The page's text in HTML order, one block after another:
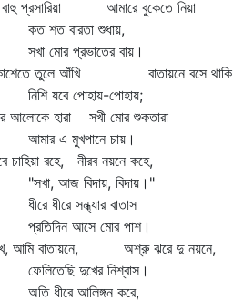
প্রসারিয়া আমারে বুকেতে নিয়া
শত বারতা শুধায়,
মোর প্রভাতের বায়।
তুলে আঁখি বাতায়নে বসে থাকি
যবে পোহায়-পোহায়;
আলোকে হারা সখী মোর শুকতারা
এ মুখপানে চায়।
চাহিয়া রহে, নীরব নয়নে কহে,
আজ বিদায়, বিদায়।"
ধীরে সন্ধ্যার বাতাস
আসে মোর পাশ।
আমি বাতায়নে, অশ্রু ঝরে দু নয়নে,
দুখের নিশ্বাস।
ধীরে আলিঙ্গন করে,